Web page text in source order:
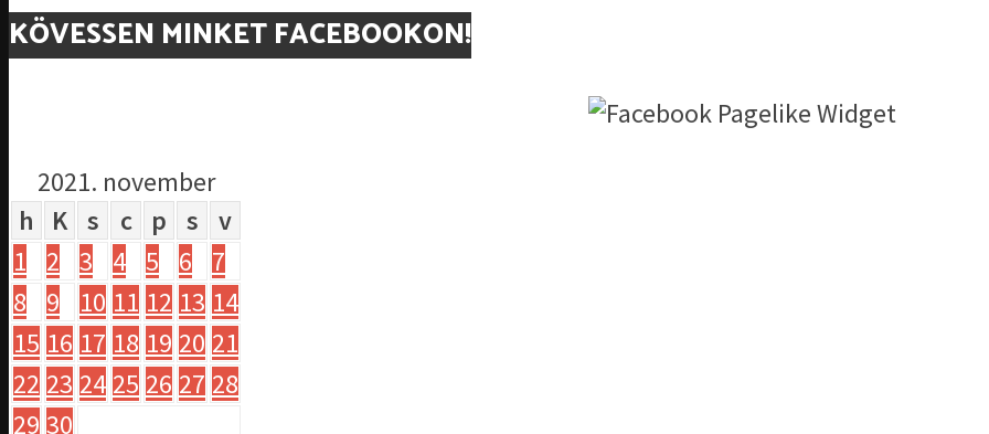
KÖVESSEN MINKET FACEBOOKON!
2021. november
h
K s c p s
v
1
2 3 4 5 6
7
8
9 10 11 12 13 14
15 16 17 18 19 20 21
22 23 24 25 26 27 28
29 30